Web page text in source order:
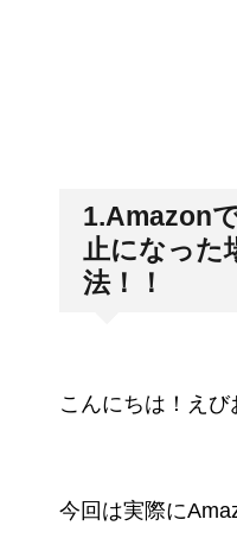
1.Amazon
止になった
法！！
こんにちは！えび
今回は実際に